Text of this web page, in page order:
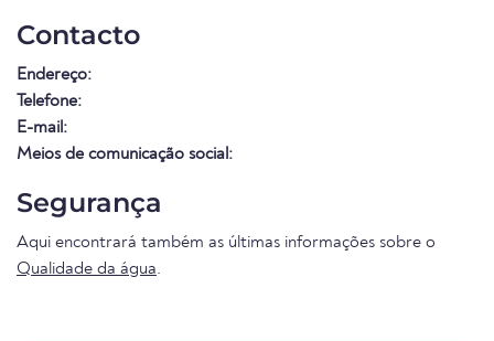
Contacto
Endereço:
Telefone:
E-mail:
Meios de comunicação social:
Segurança
Aqui encontrará também as últimas informações sobre o
Qualidade da água.